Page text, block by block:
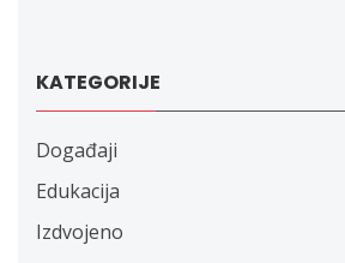
KATEGORIJE
Događaji
Edukacija
Izdvojeno